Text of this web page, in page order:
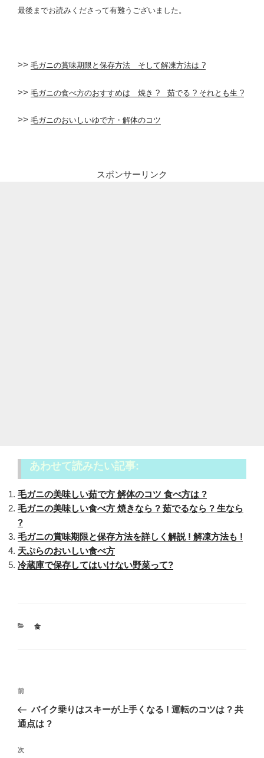
最後までお読みくださって有難うございました。
>> 毛ガニの賞味期限と保存方法 そして解凍方法は ?
>> 毛ガニの食べ方のおすすめは 焼き ? 茹でる ? それとも生 ?
>> 毛ガニのおいしいゆで方・解体のコツ
スポンサーリンク
あわせて読みたい記事:
毛ガニの美味しい茹で方 解体のコツ 食べ方は ?
毛ガニの美味しい食べ方 焼きなら ? 茹でるなら ? 生なら
?
毛ガニの賞味期限と保存方法を詳しく解説 ! 解凍方法も !
天ぷらのおいしい食べ方
冷蔵庫で保存してはいけない野菜って?
カ
食
投
ナ
ゲ
過
去
の
稿
前
バイク乗りはスキーが上手くなる ! 運転のコツは ? 共
通点は ?
次
次